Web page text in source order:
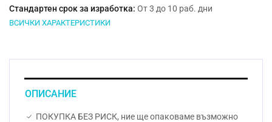
Стандартен срок за изработка: От 3 до 10 раб. дни
ВСИЧКИ ХАРАКТЕРИСТИКИ
ОПИСАНИЕ
ПОКУПКА БЕЗ РИСК, ние ще опаковаме възможно